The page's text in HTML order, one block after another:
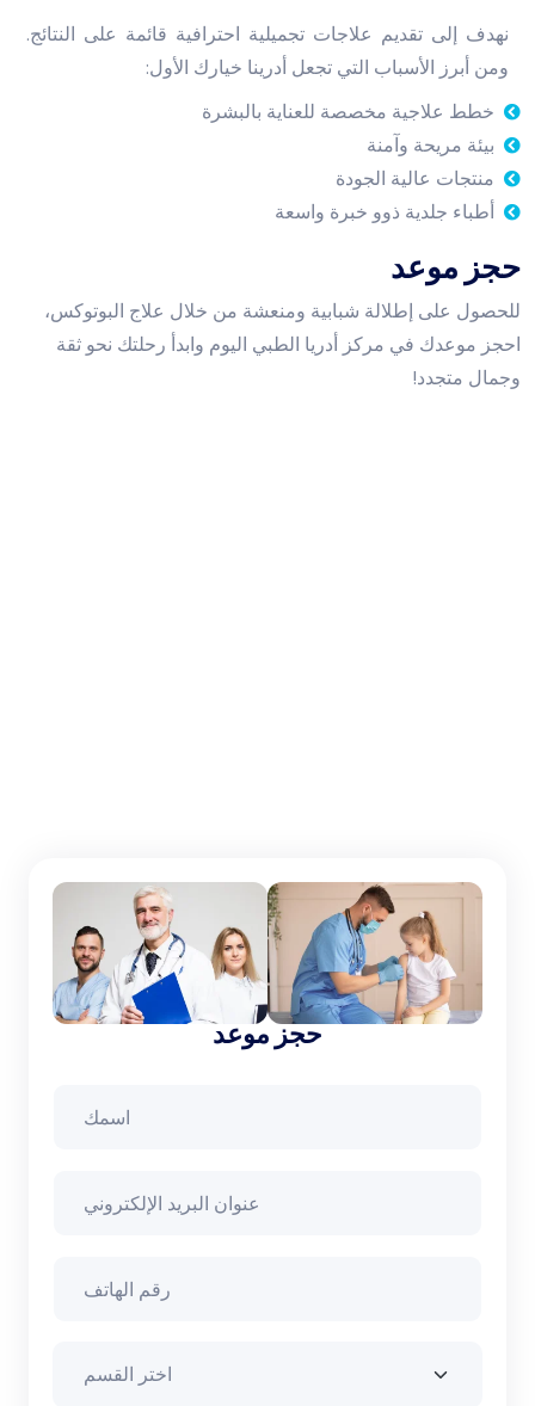
نهدف إلى تقديم علاجات تجميلية احترافية قائمة على النتائج.
ومن أبرز الأسباب التي تجعل أدرينا خيارك الأول:
خطط علاجية مخصصة للعناية بالبشرة
بيئة مريحة وآمنة
منتجات عالية الجودة
أطباء جلدية ذوو خبرة واسعة
حجز موعد
للحصول على إطلالة شبابية ومنعشة من خلال علاج البوتوكس،
احجز موعدك في مركز أدريا الطبي اليوم وابدأ رحلتك نحو ثقة
وجمال متجدد!
حجز موعد